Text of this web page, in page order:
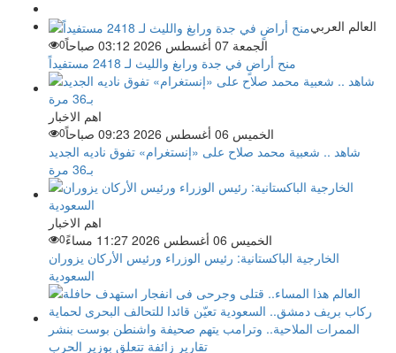
العالم العربي
الجمعة 07 أغسطس 2026 03:12 صباحاً
0
منح أراضٍ في جدة ورابغ والليث لـ 2418 مستفيداً
اهم الاخبار
الخميس 06 أغسطس 2026 09:23 صباحاً
0
شاهد .. شعبية محمد صلاح على «إنستغرام» تفوق ناديه الجديد
بـ36 مرة
اهم الاخبار
الخميس 06 أغسطس 2026 11:27 مساءً
0
الخارجية الباكستانية: رئيس الوزراء ورئيس الأركان يزوران
السعودية